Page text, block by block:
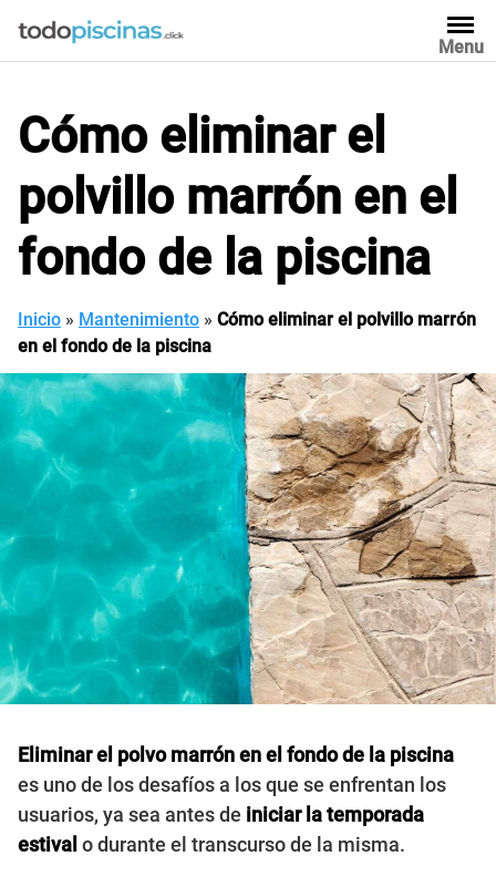
contenido
Menu
Cómo eliminar el
polvillo marrón en el
fondo de la piscina
Inicio » Mantenimiento » Cómo eliminar el polvillo marrón
en el fondo de la piscina
Eliminar el polvo marrón en el fondo de la piscina
es uno de los desafíos a los que se enfrentan los
usuarios, ya sea antes de iniciar la temporada
estival o durante el transcurso de la misma.